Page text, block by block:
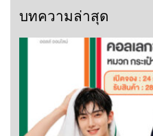
บทความล่าสุด